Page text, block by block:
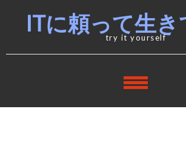
navigation
contentITに頼って生き
try it yourself